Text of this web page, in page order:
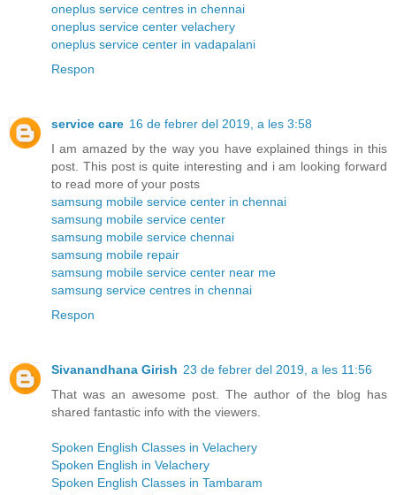
oneplus service centres in chennai
oneplus service center velachery
oneplus service center in vadapalani
Respon
service care 16 de febrer del 2019, a les 3:58
I am amazed by the way you have explained things in this
post. This post is quite interesting and i am looking forward
to read more of your posts
samsung mobile service center in chennai
samsung mobile service center
samsung mobile service chennai
samsung mobile repair
samsung mobile service center near me
samsung service centres in chennai
Respon
Sivanandhana Girish 23 de febrer del 2019, a les 11:56
That was an awesome post. The author of the blog has
shared fantastic info with the viewers.
Spoken English Classes in Velachery
Spoken English in Velachery
Spoken English Classes in Tambaram